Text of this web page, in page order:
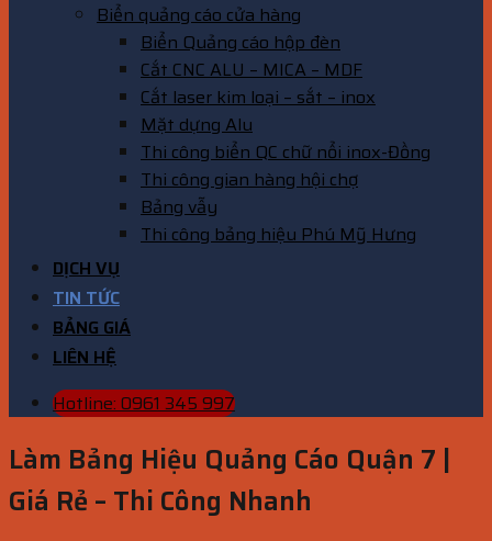
Biển quảng cáo cửa hàng
Biển Quảng cáo hộp đèn
Cắt CNC ALU – MICA – MDF
Cắt laser kim loại – sắt – inox
Mặt dựng Alu
Thi công biển QC chữ nổi inox-Đồng
Thi công gian hàng hội chợ
Bảng vẫy
Thi công bảng hiệu Phú Mỹ Hưng
DỊCH VỤ
TIN TỨC
BẢNG GIÁ
LIÊN HỆ
Hotline: 0961 345 997
Làm Bảng Hiệu Quảng Cáo Quận 7 |
Giá Rẻ – Thi Công Nhanh